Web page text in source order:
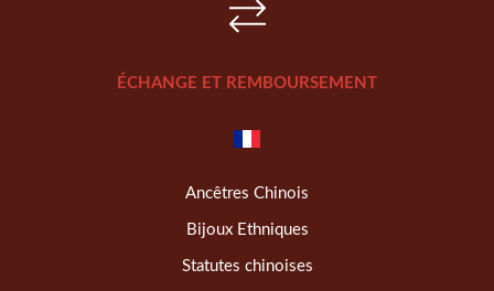
ÉCHANGE ET REMBOURSEMENT
Ancêtres Chinois
Bijoux Ethniques
Statutes chinoises